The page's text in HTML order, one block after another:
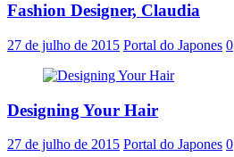
Fashion Designer, Claudia
27 de julho de 2015 Portal do Japones 0
Designing Your Hair
27 de julho de 2015 Portal do Japones 0